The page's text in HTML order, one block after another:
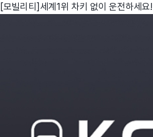
[모빌리티]세계1위 차키 없이 운전하세